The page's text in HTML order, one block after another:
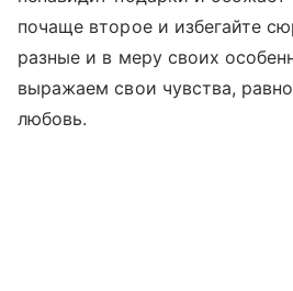
почаще второе и избегайте
разные и в меру своих
выражаем свои чувства,
любовь.